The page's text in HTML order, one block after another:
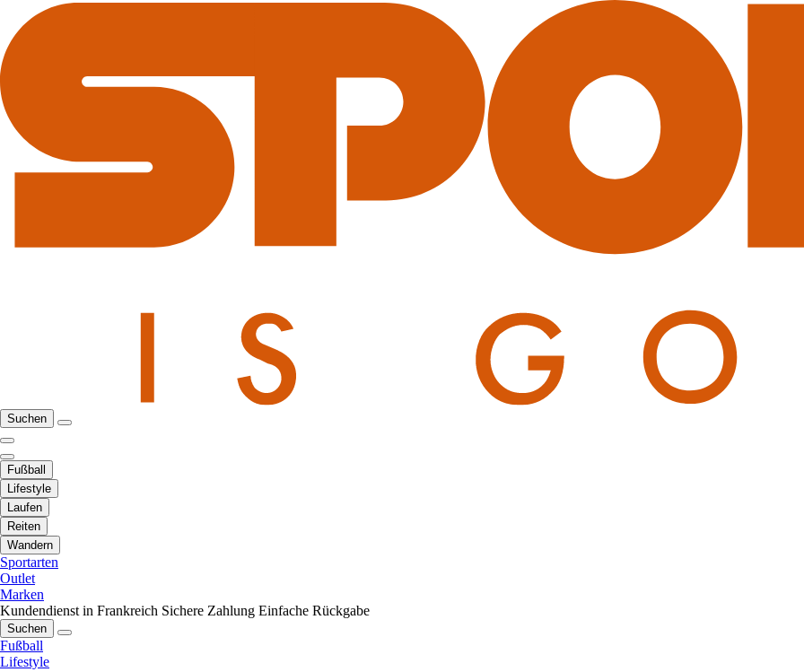
Suchen
Fußball
Lifestyle
Laufen
Reiten
Wandern
Sportarten
Outlet
Marken
Kundendienst in Frankreich Sichere Zahlung Einfache Rückgabe
Suchen
Fußball
Lifestyle